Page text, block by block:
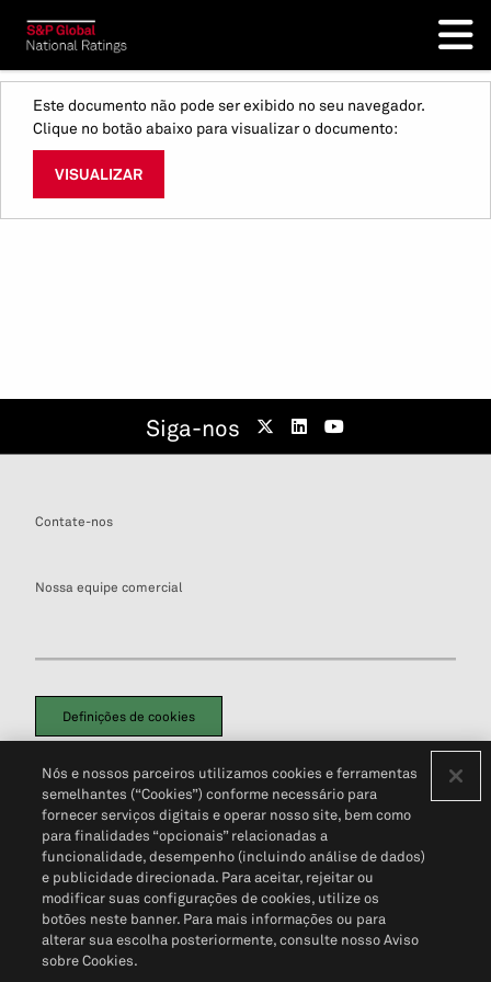
Este documento não pode ser exibido no seu navegador.
Clique no botão abaixo para visualizar o documento:
VISUALIZAR
Siga-nos
Contate-nos
Nossa equipe comercial
Definições de cookies
Política de PrivacidadePortal de privacidade do cliente (em inglês)
Não Venda Minhas Informações Pessoais© 2026 S&P Global
Nós e nossos parceiros utilizamos cookies e ferramentas
semelhantes (“Cookies”) conforme necessário para
fornecer serviços digitais e operar nosso site, bem como
para finalidades “opcionais” relacionadas a
funcionalidade, desempenho (incluindo análise de dados)
e publicidade direcionada. Para aceitar, rejeitar ou
modificar suas configurações de cookies, utilize os
botões neste banner. Para mais informações ou para
alterar sua escolha posteriormente, consulte nosso Aviso
sobre Cookies.